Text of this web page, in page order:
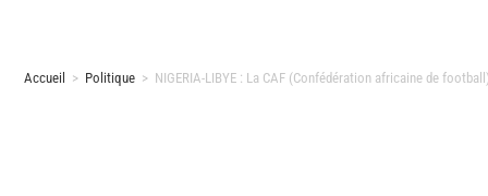
Accueil > Politique > NIGERIA-LIBYE : La CAF (Confédération africaine de